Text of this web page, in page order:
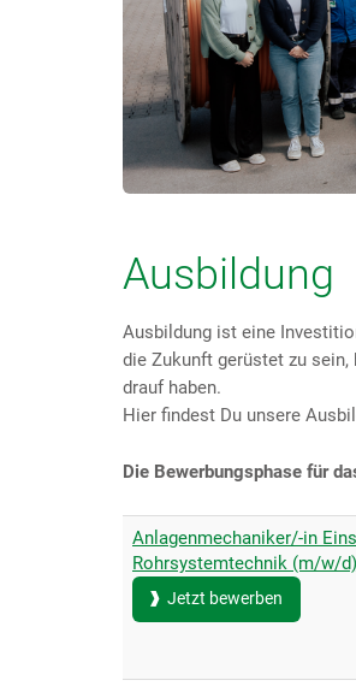
Ausbildung
Ausbildung ist eine
die Zukunft gerüstet zu
drauf haben.
Hier findest Du unsere
Die Bewerbungsphase für
Anlagenmechaniker/-in
Rohrsystemtechnik (m/w/d)
Jetzt bewerben